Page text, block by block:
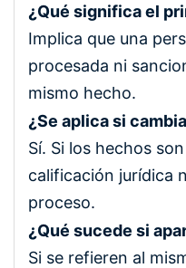
¿Qué significa el
Implica que una
procesada ni
mismo hecho.
¿Se aplica si
Sí. Si los hechos
calificación jurídica
proceso.
¿Qué sucede si
Si se refieren al